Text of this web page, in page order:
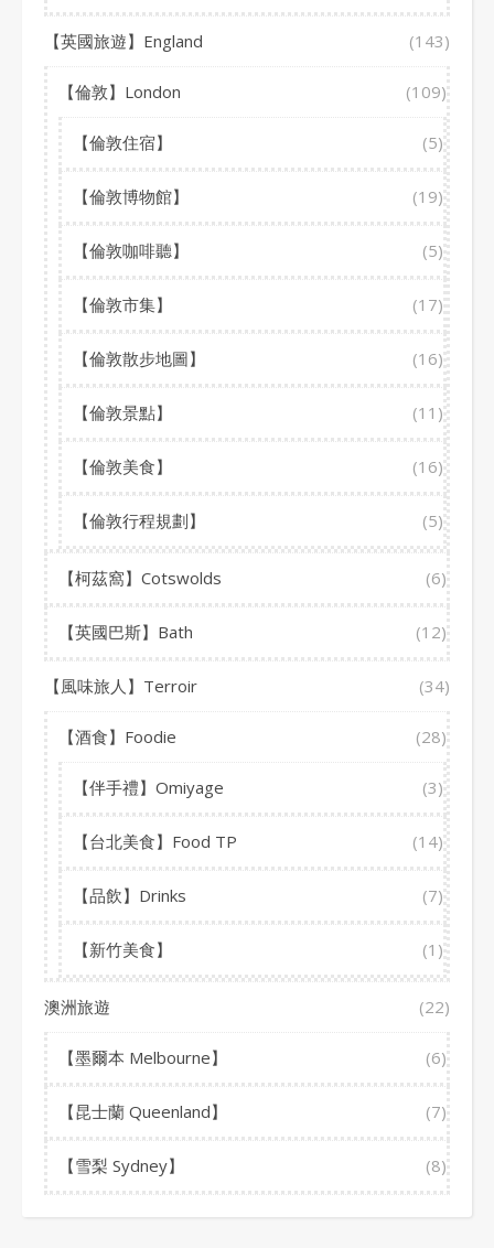
【英國旅遊】England (143)
【倫敦】London (109)
【倫敦住宿】 (5)
【倫敦博物館】 (19)
【倫敦咖啡聽】 (5)
【倫敦市集】 (17)
【倫敦散步地圖】 (16)
【倫敦景點】 (11)
【倫敦美食】 (16)
【倫敦行程規劃】 (5)
【柯茲窩】Cotswolds (6)
【英國巴斯】Bath (12)
【風味旅人】Terroir (34)
【酒食】Foodie (28)
【伴手禮】Omiyage (3)
【台北美食】Food TP (14)
【品飲】Drinks (7)
【新竹美食】 (1)
澳洲旅遊 (22)
【墨爾本 Melbourne】 (6)
【昆士蘭 Queenland】 (7)
【雪梨 Sydney】 (8)